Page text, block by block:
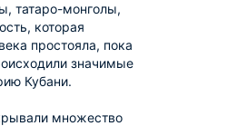
татаро-монголы,
которая
простояла, пока
значимые
Кубани.
множество